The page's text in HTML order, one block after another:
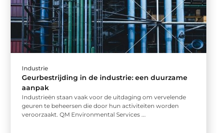
Industrie
Geurbestrijding in de industrie: een duurzame
aanpak
Industrieën staan vaak voor de uitdaging om vervelende
geuren te beheersen die door hun activiteiten worden
veroorzaakt. QM Environmental Services ...